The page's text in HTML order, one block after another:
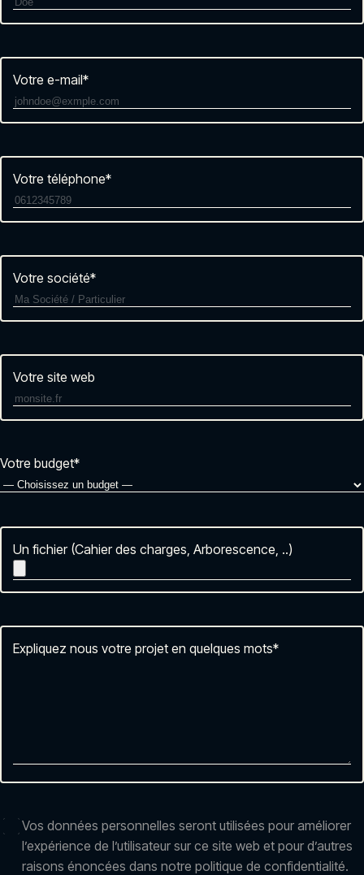
Votre e-mail*
Votre téléphone*
Votre société*
Votre site web
Votre budget*
Un fichier (Cahier des charges, Arborescence, ..)
Expliquez nous votre projet en quelques mots*
RGPDVos données personnelles seront utilisées pour améliorer
l’expérience de l’utilisateur sur ce site web et pour d’autres
raisons énoncées dans notre politique de confidentialité.